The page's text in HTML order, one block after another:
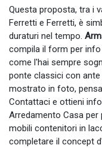
Questa proposta, tra i
Ferretti e Ferretti, è
duraturi nel tempo.
compila il form per
come l'hai sempre
ponte classici con
mostrato in foto,
Contattaci e ottieni
Arredamento Casa
mobili contenitori in
completare il concept